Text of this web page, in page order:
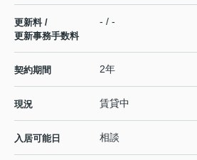
更新料 /
更新事務手数料
- / -
契約期間 2年
現況 賃貸中
入居可能日 相談